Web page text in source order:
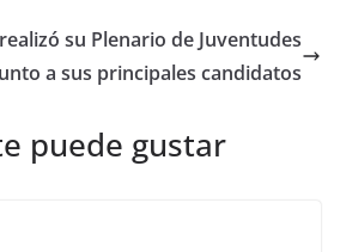
su Plenario de Juventudes
a sus principales candidatos
puede gustar